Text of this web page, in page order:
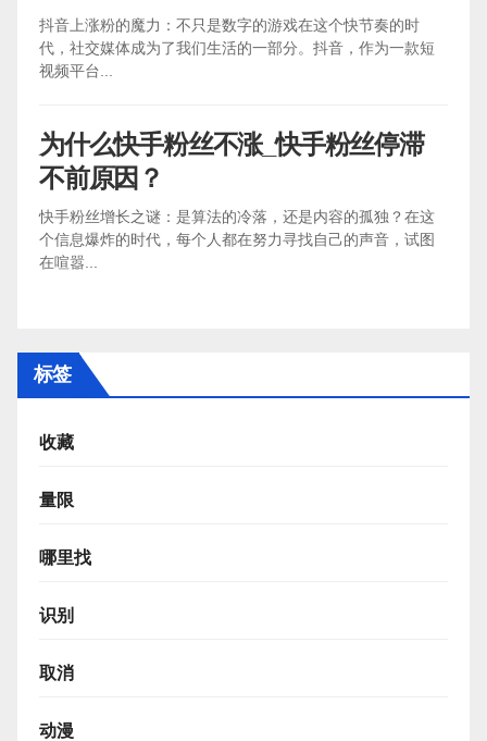
抖音上涨粉的魔力：不只是数字的游戏在这个快节奏的时
代，社交媒体成为了我们生活的一部分。抖音，作为一款短
视频平台...
为什么快手粉丝不涨_快手粉丝停滞
不前原因？
快手粉丝增长之谜：是算法的冷落，还是内容的孤独？在这
个信息爆炸的时代，每个人都在努力寻找自己的声音，试图
在喧嚣...
标签
收藏
量限
哪里找
识别
取消
动漫